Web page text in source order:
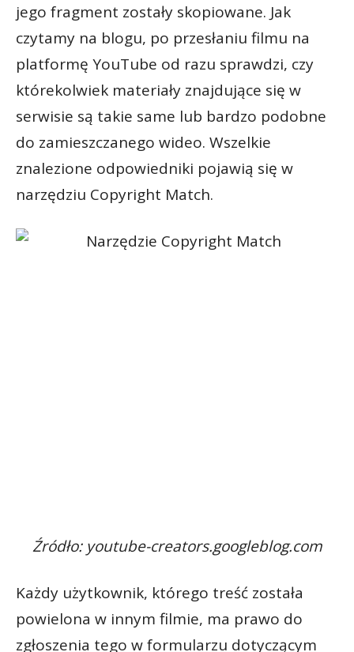
jego fragment zostały skopiowane. Jak
czytamy na blogu, po przesłaniu filmu na
platformę YouTube od razu sprawdzi, czy
którekolwiek materiały znajdujące się w
serwisie są takie same lub bardzo podobne
do zamieszczanego wideo. Wszelkie
znalezione odpowiedniki pojawią się w
narzędziu Copyright Match.
Źródło: youtube-creators.googleblog.com
Każdy użytkownik, którego treść została
powielona w innym filmie, ma prawo do
zgłoszenia tego w formularzu dotyczącym